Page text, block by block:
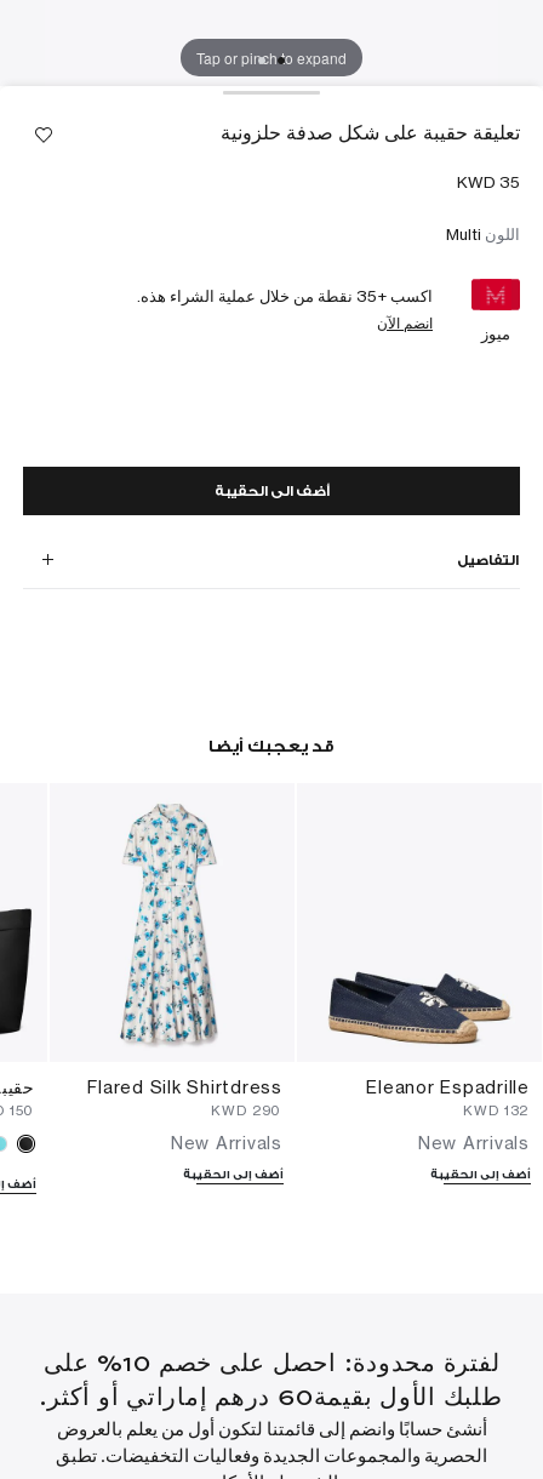
Tap or pinch to expand
تعليقة حقيبة على شكل صدفة حلزونية
اللون Multi
ميوز
اكسب +35 نقطة من خلال عملية الشراء هذه.
انضم الآن
أضف الى الحقيبة
التفاصيل
قد يعجبك أيضا
Eleanor Espadrille
New Arrivals
أضف إلى الحقيبة
Flared Silk Shirtdress
New Arrivals
أضف إلى الحقيبة
أضف
لفترة محدودة: احصل على خصم 10% على
طلبك الأول بقيمة60 درهم إماراتي أو أكثر.
أنشئ حسابًا وانضم إلى قائمتنا لتكون أول من يعلم بالعروض
الحصرية والمجموعات الجديدة وفعاليات التخفيضات. تطبق